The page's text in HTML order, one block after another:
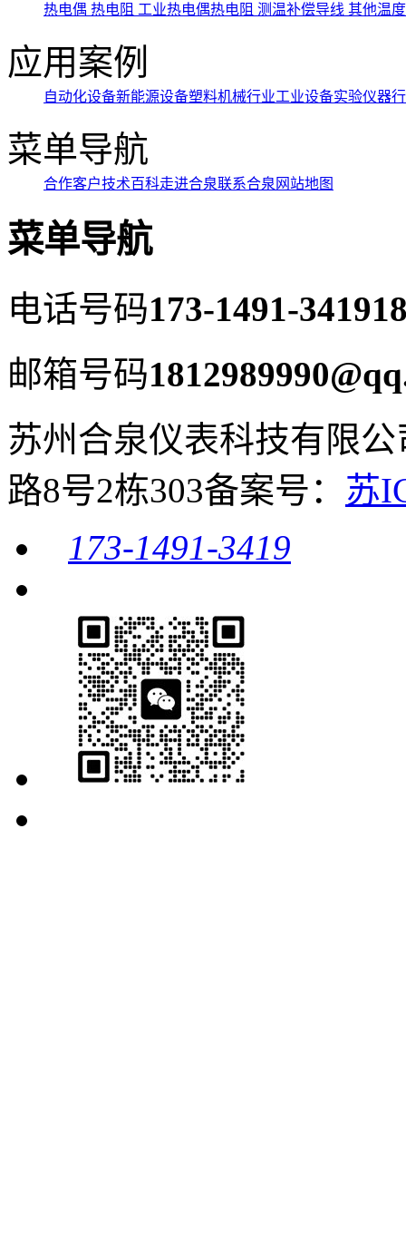
热电偶 热电阻 工业热电偶热电阻 测温补偿导线 其他温
应用案例
自动化设备新能源设备塑料机械行业工业设备实验仪器
菜单导航
合作客户技术百科走进合泉联系合泉 网站地图
菜单导航
电话号码173-1491-3419
邮箱号码
苏州合泉仪表科技有限公
路8号2栋303备案号： 苏
173-1491-3419